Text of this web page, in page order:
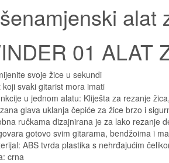
alat
01 ALAT
svoje žice u sekundi
koji svaki gitarist mora imati
u jednom alatu: Kliješta za rezanje
glava uklanja čepiće za žice brzo i
ručkama dizajnirana je za lako rezanje
gotovo svim gitarama, bendžoima i
ABS tvrda plastika s nehrđajućim
crna